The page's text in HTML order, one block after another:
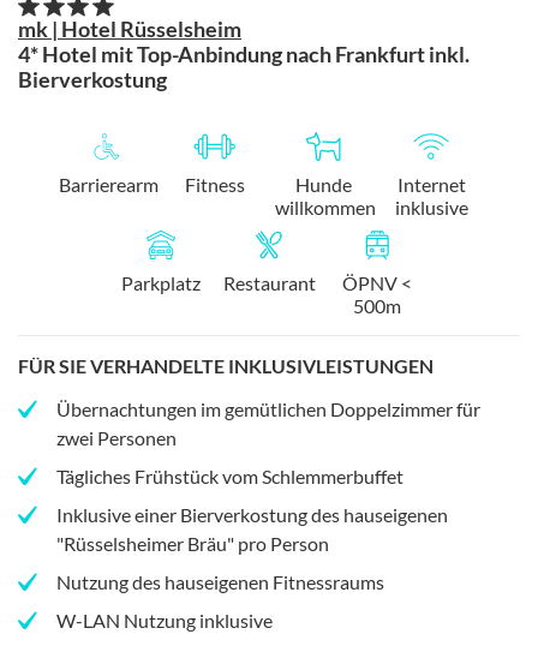
mk | Hotel Rüsselsheim
4* Hotel mit Top-Anbindung nach Frankfurt inkl.
Bierverkostung
Barrierearm Fitness
Hunde
willkommen
Internet
inklusive
Parkplatz Restaurant
ÖPNV <
500m
FÜR SIE VERHANDELTE INKLUSIVLEISTUNGEN
Übernachtungen im gemütlichen Doppelzimmer für
zwei Personen
Tägliches Frühstück vom Schlemmerbuffet
Inklusive einer Bierverkostung des hauseigenen
"Rüsselsheimer Bräu" pro Person
Nutzung des hauseigenen Fitnessraums
W-LAN Nutzung inklusive